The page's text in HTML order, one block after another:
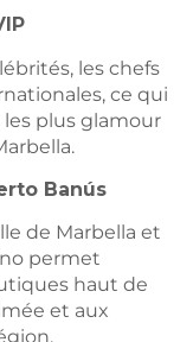
les chefs
ce qui
plus glamour
Banús
de Marbella et
permet
haut de
et aux